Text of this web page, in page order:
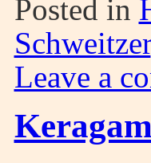
Posted in
Schweitzer
Leave a